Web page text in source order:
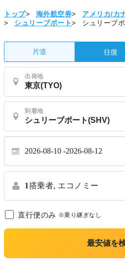
トップ> 海外航空券> アメリカ/カ
>
シュリーブポート> シュリーブ
片道 往復
出発地
到着地
2026-08-10 2026-08-12
1搭乗者, エコノミー
直行便のみ ※乗り継ぎなし
最安値を